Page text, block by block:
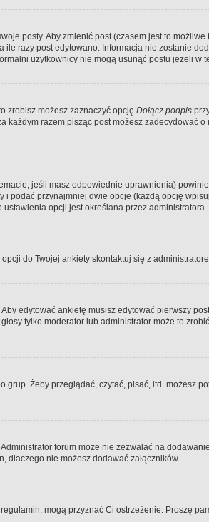
posty. Aby zmienić post (czasem jest to
razy post edytowano. Informacja nie zostanie
użytkownicy nie mogą usunąć postu jeżeli w
zrobisz możesz zaznaczyć opcję Dołącz podpis
razem pisząc post możesz zadecydować
jeśli masz odpowiednie uprawnienia)
podać przynajmniej dwie opcje (każdą opcję
opcji jest określana przez administratora.
do Twojej ankiety skontaktuj się z
edytować ankietę musisz edytować pierwszy
tylko moderator lub administrator może to
Żeby przeglądać, czytać, pisać, itd. możesz
forum może nie zezwalać na
dlaczego nie możesz dodawać załączników.
mogą przyznać Ci ostrzeżenie. Proszę